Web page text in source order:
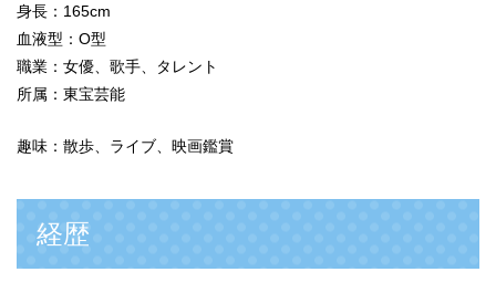
身長：165cm
血液型：O型
職業：女優、歌手、タレント
所属：東宝芸能
趣味：散歩、ライブ、映画鑑賞
経歴